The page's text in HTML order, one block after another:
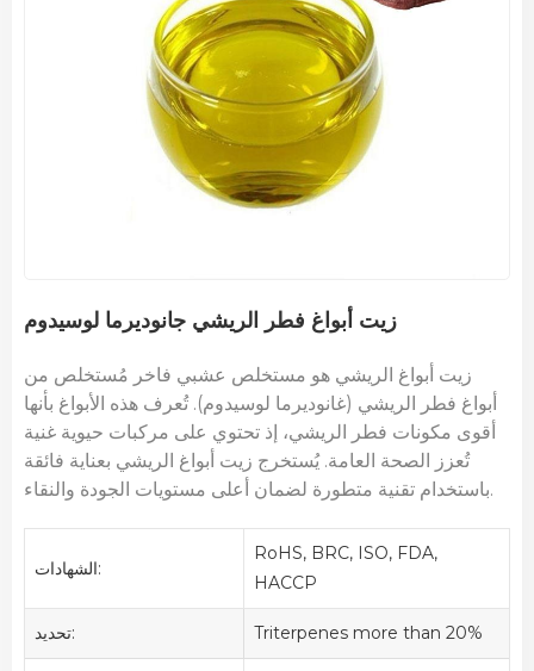
زيت أبواغ فطر الريشي جانوديرما لوسيدوم
زيت أبواغ الريشي هو مستخلص عشبي فاخر مُستخلص من
أبواغ فطر الريشي (غانوديرما لوسيدوم). تُعرف هذه الأبواغ بأنها
أقوى مكونات فطر الريشي، إذ تحتوي على مركبات حيوية غنية
تُعزز الصحة العامة. يُستخرج زيت أبواغ الريشي بعناية فائقة
باستخدام تقنية متطورة لضمان أعلى مستويات الجودة والنقاء.
الشهادات:
RoHS, BRC, ISO, FDA,
HACCP
تحديد: Triterpenes more than 20%